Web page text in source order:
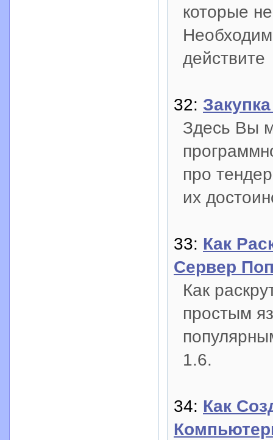
которые
действите
32:
Здесь Вы
про
их
33: Как
Сервер
Как
простым
1.6.
34: Как